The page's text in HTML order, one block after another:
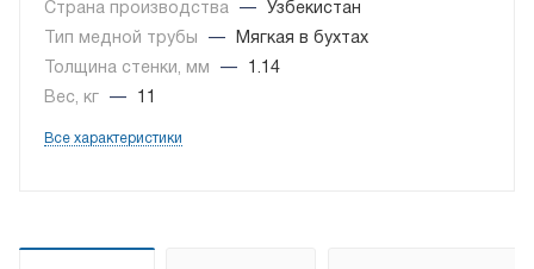
Страна производства
—
Узбекистан
Тип медной трубы
—
Мягкая в бухтах
Толщина стенки, мм
—
1.14
Вес, кг
— 11
Все характеристики